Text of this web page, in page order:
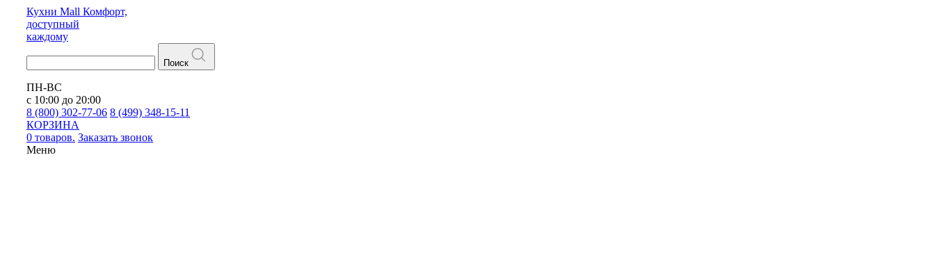
Кухни Mall Комфорт,
доступный
каждому
Поиск
ПН-ВС
с 10:00 до 20:00
8 (800) 302-77-06 8 (499) 348-15-11
КОРЗИНА
0 товаров. Заказать звонок
Меню